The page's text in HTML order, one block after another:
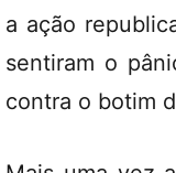
a ação
sentiram o
contra o botim